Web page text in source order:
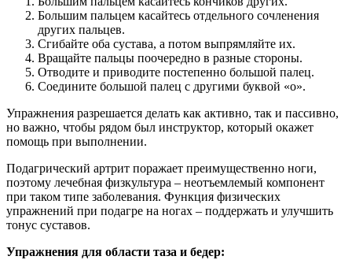
Большим пальцем касайтесь отдельного сочленения
других пальцев.
Сгибайте оба сустава, а потом выпрямляйте их.
Вращайте пальцы поочередно в разные стороны.
Отводите и приводите постепенно большой палец.
Соедините большой палец с другими буквой «о».
Упражнения разрешается делать как активно, так и пассивно,
но важно, чтобы рядом был инструктор, который окажет
помощь при выполнении.
Подагрический артрит поражает преимущественно ноги,
поэтому лечебная физкультура – неотъемлемый компонент
при таком типе заболевания. Функция физических
упражнений при подагре на ногах – поддержать и улучшить
тонус суставов.
Упражнения для области таза и бедер: